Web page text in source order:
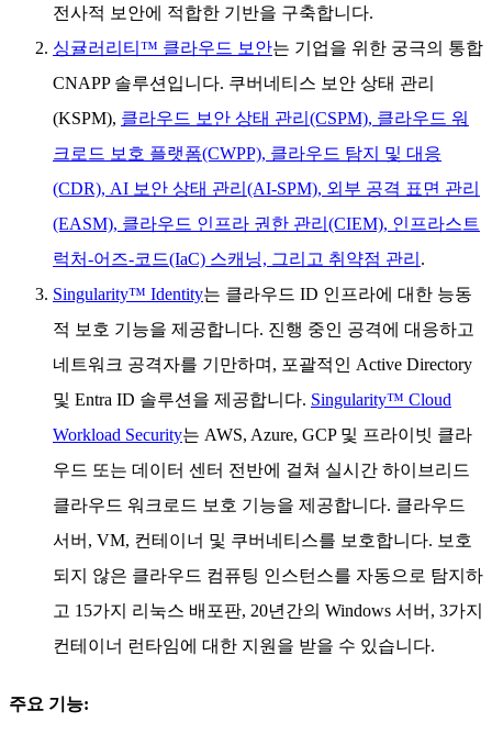
전사적 보안에 적합한 기반을 구축합니다.
싱귤러리티™ 클라우드 보안는 기업을 위한 궁극의 통합
CNAPP 솔루션입니다. 쿠버네티스 보안 상태 관리
(KSPM), 클라우드 보안 상태 관리(CSPM), 클라우드 워
크로드 보호 플랫폼(CWPP), 클라우드 탐지 및 대응
(CDR), AI 보안 상태 관리(AI-SPM), 외부 공격 표면 관리
(EASM), 클라우드 인프라 권한 관리(CIEM), 인프라스트
럭처-어즈-코드(IaC) 스캐닝, 그리고 취약점 관리 .
Singularity™ Identity는 클라우드 ID 인프라에 대한 능동
적 보호 기능을 제공합니다. 진행 중인 공격에 대응하고
네트워크 공격자를 기만하며, 포괄적인 Active Directory
및 Entra ID 솔루션을 제공합니다. Singularity™ Cloud
Workload Security는 AWS, Azure, GCP 및 프라이빗 클라
우드 또는 데이터 센터 전반에 걸쳐 실시간 하이브리드
클라우드 워크로드 보호 기능을 제공합니다. 클라우드
서버, VM, 컨테이너 및 쿠버네티스를 보호합니다. 보호
되지 않은 클라우드 컴퓨팅 인스턴스를 자동으로 탐지하
고 15가지 리눅스 배포판, 20년간의 Windows 서버, 3가지
컨테이너 런타임에 대한 지원을 받을 수 있습니다.
주요 기능: